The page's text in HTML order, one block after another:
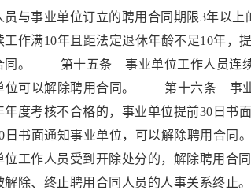
与事业单位订立的聘用合同期限3年
作满10年且距法定退休年龄不足10年，
同。 第十五条 事业单位工作人员连续
位可以解除聘用合同。 第十六条 事业
年度考核不合格的，事业单位提前30
日书面通知事业单位，可以解除聘用合同
作人员受到开除处分的，解除聘用
被解除、终止聘用合同人员的人事